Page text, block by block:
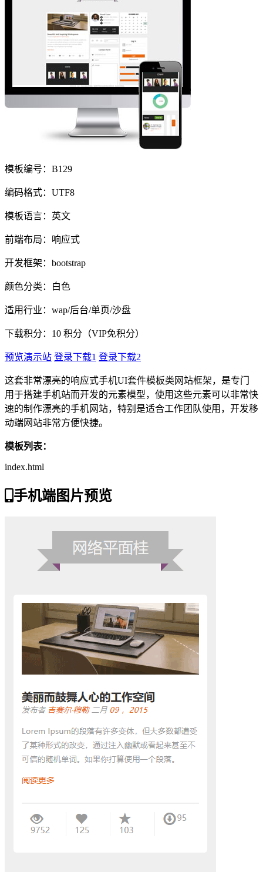
模板编号：B129
编码格式：UTF8
模板语言：英文
前端布局：响应式
开发框架：bootstrap
颜色分类：白色
适用行业：wap/后台/单页/沙盘
下载积分： 10 积分（VIP免积分）
预览演示站 登录下载1 登录下载2
这套非常漂亮的响应式手机UI套件模板类网站框架，是专门
用于搭建手机站而开发的元素模型，使用这些元素可以非常快
速的制作漂亮的手机网站，特别是适合工作团队使用，开发移
动端网站非常方便快捷。
模板列表：
index.html
手机端图片预览